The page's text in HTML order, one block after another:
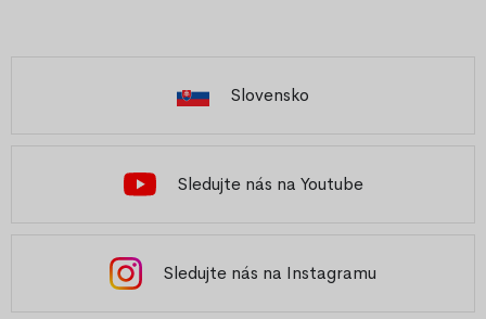
Slovensko
Sledujte nás na Youtube
Sledujte nás na Instagramu